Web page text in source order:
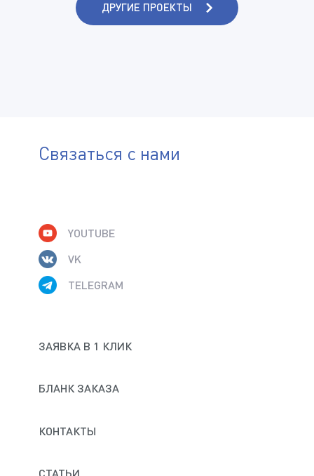
ДРУГИЕ ПРОЕКТЫ
Связаться с нами
ЗАЯВКА В 1 КЛИК
БЛАНК ЗАКАЗА
КОНТАКТЫ
СТАТЬИ
YOUTUBE
VK
TELEGRAM